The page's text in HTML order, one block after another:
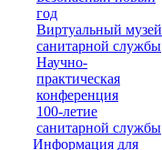
год
Виртуальный музей
санитарной службы
Научно-
практическая
конференция
100-летие
санитарной службы
Информация для